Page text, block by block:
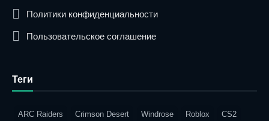
Политики конфиденциальности
Пользовательское соглашение
Теги
ARC Raiders Crimson Desert Windrose Roblox CS2